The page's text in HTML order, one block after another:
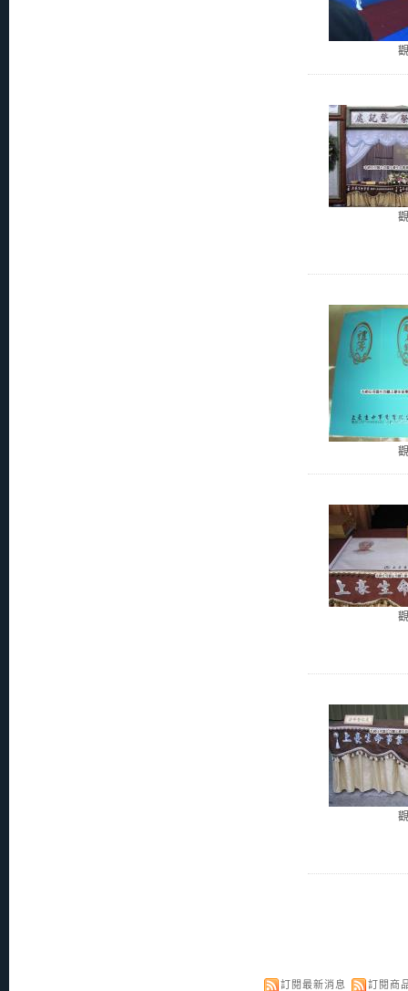
訂閱最新消息 訂閱商